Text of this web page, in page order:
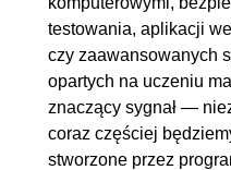
nielokalne
2.14. Funkcja
zip
2.15. Operator morsa
testowania, aplikacji
czy zaawansowanych
opartych na uczeniu
znaczący sygnał —
coraz częściej
stworzone przez